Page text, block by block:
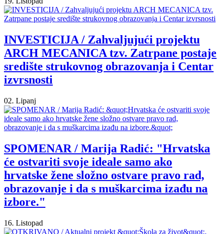
INVESTICIJA / Zahvaljujući projektu
ARCH MECANICA tzv. Zatrpane postaje
središte strukovnog obrazovanja i Centar
izvrsnosti
02. Lipanj
SPOMENAR / Marija Radić: "Hrvatska
će ostvariti svoje ideale samo ako
hrvatske žene složno ostvare pravo rad,
obrazovanje i da s muškarcima izađu na
izbore."
16. Listopad